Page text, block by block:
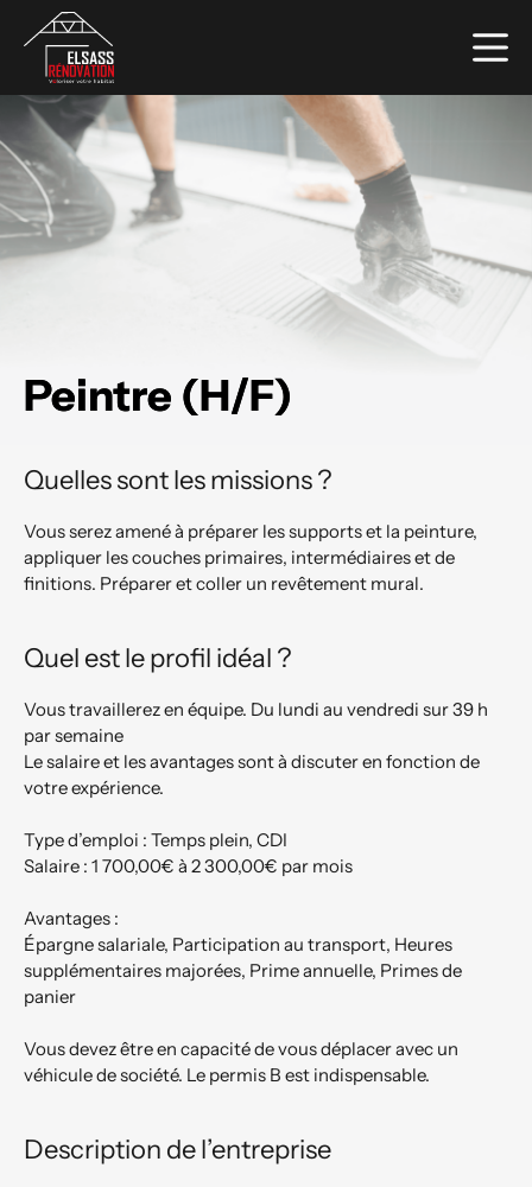
contenu
Peintre (H/F)
Quelles sont les missions ?
Vous serez amené à préparer les supports et la peinture,
appliquer les couches primaires, intermédiaires et de
finitions. Préparer et coller un revêtement mural.
Quel est le profil idéal ?
Vous travaillerez en équipe. Du lundi au vendredi sur 39 h
par semaine
Le salaire et les avantages sont à discuter en fonction de
votre expérience.
Type d’emploi : Temps plein, CDI
Salaire : 1 700,00€ à 2 300,00€ par mois
Avantages :
Épargne salariale, Participation au transport, Heures
supplémentaires majorées, Prime annuelle, Primes de
panier
Vous devez être en capacité de vous déplacer avec un
véhicule de société. Le permis B est indispensable.
Description de l’entreprise